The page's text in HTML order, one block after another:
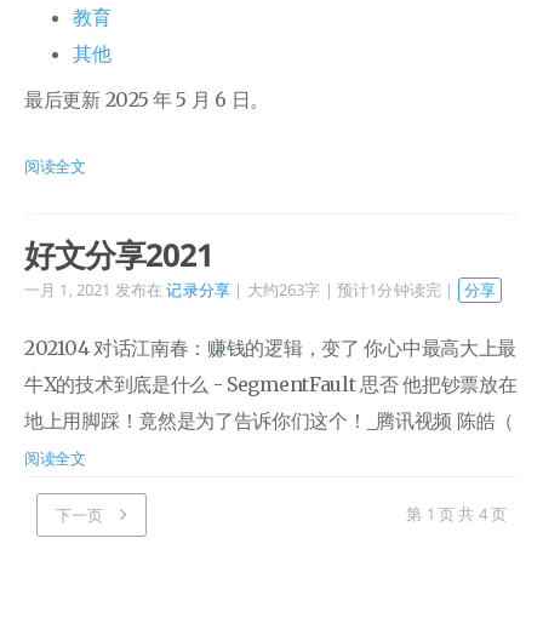
教育
其他
最后更新 2025 年 5 月 6 日。
阅读全文
好文分享2021
一月 1, 2021 发布在 记录分享 | 大约263字 | 预计1分钟读完 | 分享
202104 ​对话江南春：赚钱的逻辑，变了 你心中最高大上最
牛X的技术到底是什么 - SegmentFault 思否 他把钞票放在
地上用脚踩！竟然是为了告诉你们这个！_腾讯视频 陈皓（
阅读全文
下一页 第 1 页 共 4 页